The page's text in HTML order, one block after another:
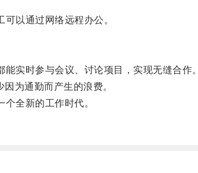
以通过网络远程办公。
实时参与会议、讨论项目，实现无缝合作。
为通勤而产生的浪费。
全新的工作时代。